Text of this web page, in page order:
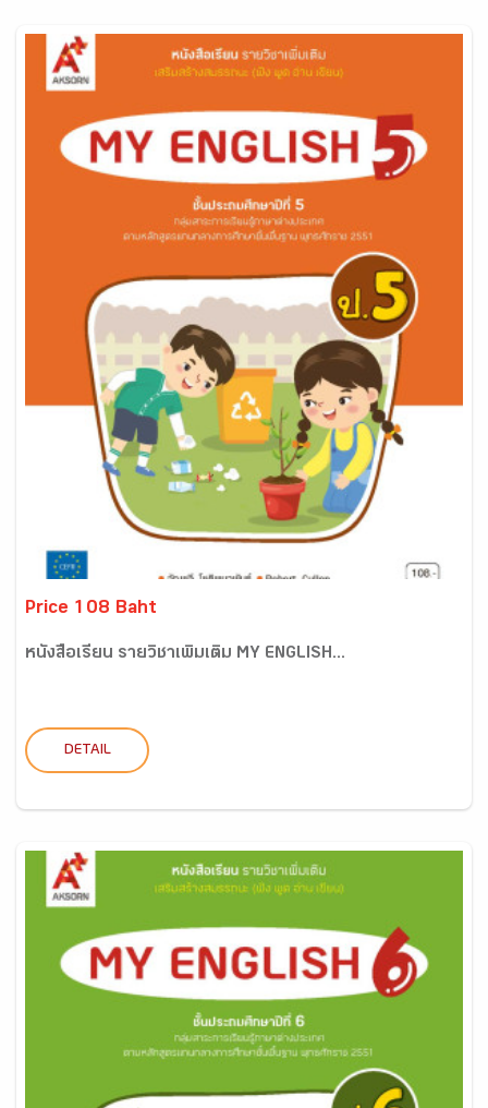
Price 108 Baht
หนังสือเรียน รายวิชาเพิ่มเติม MY ENGLISH...
DETAIL